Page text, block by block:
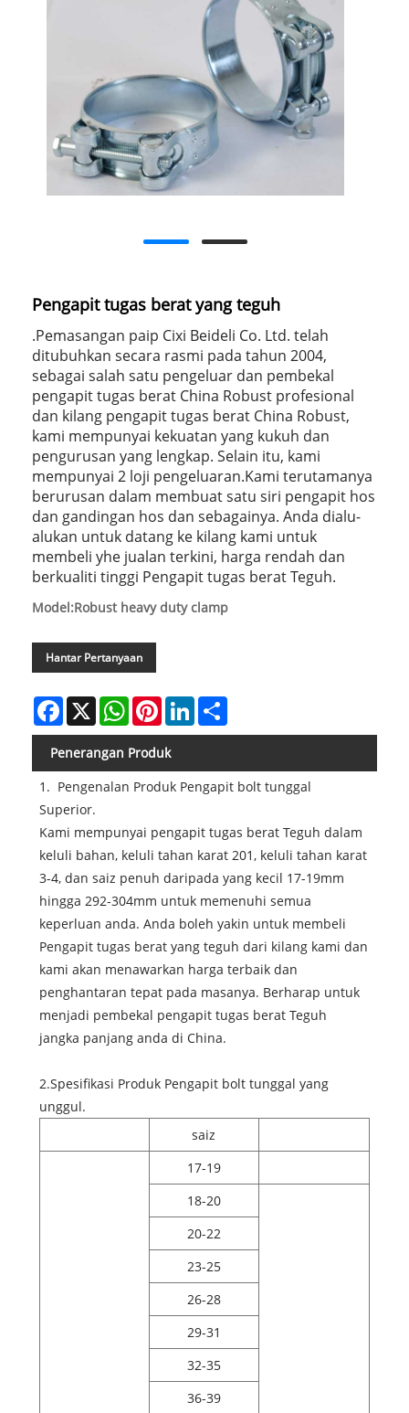
Pengapit tugas berat yang teguh
.Pemasangan paip Cixi Beideli Co. Ltd. telah
ditubuhkan secara rasmi pada tahun 2004,
sebagai salah satu pengeluar dan pembekal
pengapit tugas berat China Robust profesional
dan kilang pengapit tugas berat China Robust,
kami mempunyai kekuatan yang kukuh dan
pengurusan yang lengkap. Selain itu, kami
mempunyai 2 loji pengeluaran.Kami terutamanya
berurusan dalam membuat satu siri pengapit hos
dan gandingan hos dan sebagainya. Anda dialu-
alukan untuk datang ke kilang kami untuk
membeli yhe jualan terkini, harga rendah dan
berkualiti tinggi Pengapit tugas berat Teguh.
Model:Robust heavy duty clamp
Hantar Pertanyaan
Facebook
X WhatsAppPinterestLinkedIn
Penerangan Produk
1. Pengenalan Produk Pengapit bolt tunggal
Superior.
Kami mempunyai pengapit tugas berat Teguh dalam
keluli bahan, keluli tahan karat 201, keluli tahan karat
3-4, dan saiz penuh daripada yang kecil 17-19mm
hingga 292-304mm untuk memenuhi semua
keperluan anda. Anda boleh yakin untuk membeli
Pengapit tugas berat yang teguh dari kilang kami dan
kami akan menawarkan harga terbaik dan
penghantaran tepat pada masanya. Berharap untuk
menjadi pembekal pengapit tugas berat Teguh
jangka panjang anda di China.
2.Spesifikasi Produk Pengapit bolt tunggal yang
unggul.
saiz
17-19
18-20
20-22
23-25
26-28
29-31
32-35
36-39